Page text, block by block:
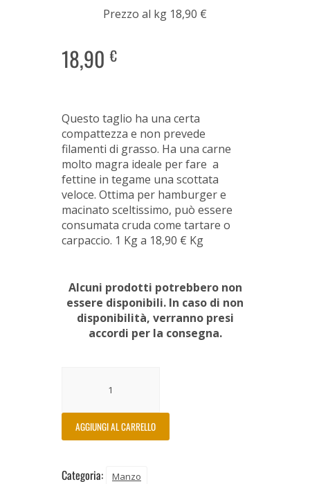
Prezzo al kg 18,90 €
18,90€
Questo taglio ha una certa
compattezza e non prevede
filamenti di grasso. Ha una carne
molto magra ideale per fare a
fettine in tegame una scottata
veloce. Ottima per hamburger e
macinato sceltissimo, può essere
consumata cruda come tartare o
carpaccio. 1 Kg a 18,90 € Kg
Alcuni prodotti potrebbero non
essere disponibili. In caso di non
disponibilità, verranno presi
accordi per la consegna.
AGGIUNGI AL CARRELLO
Categoria: Manzo